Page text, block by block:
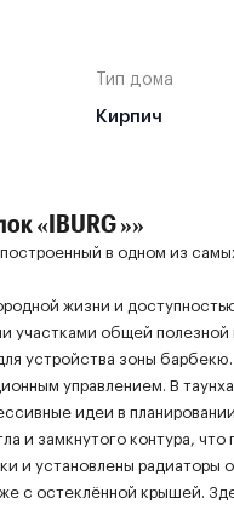
Тип дома
Кирпич
«IBURG »»
в одном из
жизни и
участками общей
устройства зоны
управлением. В
идеи в
и замкнутого контура,
и установлены радиаторы
с остеклённой крышей.